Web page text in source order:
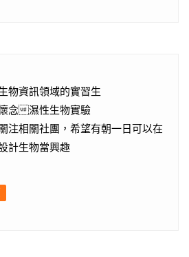
物資訊領域的實習生
念濕性生物實驗
注相關社團，希望有朝一日可以在
計生物當興趣